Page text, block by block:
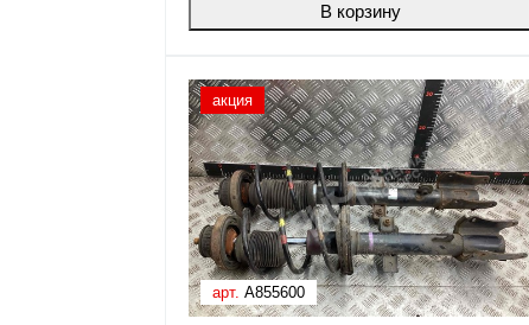
В корзину
акция
арт. A855600